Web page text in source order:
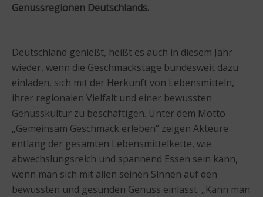
Genussregionen Deutschlands.
Deutschland genießt, heißt es auch in diesem Jahr
wieder, wenn die Geschmackstage bundesweit dazu
einladen, sich mit der Herkunft von Lebensmitteln,
ihrer regionalen Vielfalt und einer bewussten
Genusskultur zu beschäftigen. Unter dem Motto
„Gemeinsam Geschmack erleben“ zeigen Akteure
entlang der gesamten Lebensmittelkette, wie
abwechslungsreich und spannend Essen sein kann,
wenn man sich mit allen seinen Sinnen auf den
bewussten und gesunden Genuss einlässt. „Kann man